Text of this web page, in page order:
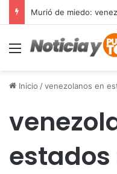
Menú
Inicio /venezolanos en